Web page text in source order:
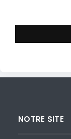
NOTRE SITE